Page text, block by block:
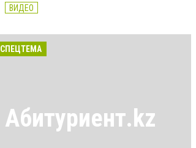
ВИДЕО
СПЕЦТЕМА
Абитуриент.kz